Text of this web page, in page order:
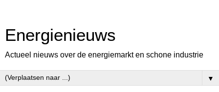
Energienieuws
Actueel nieuws over de energiemarkt en schone industrie
▼